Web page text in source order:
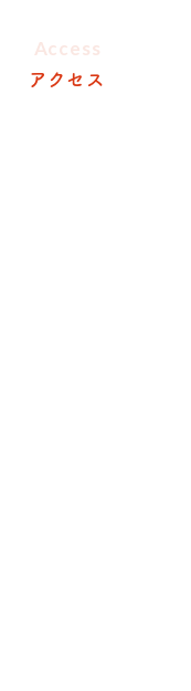
Access
アクセス